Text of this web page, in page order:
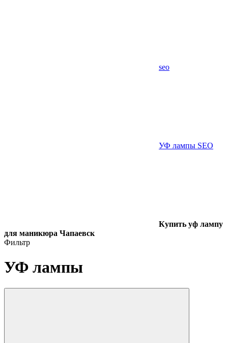
seo
УФ лампы SEO
Купить уф лампу
для маникюра Чапаевск
Фильтр
УФ лампы